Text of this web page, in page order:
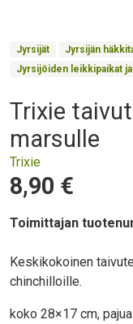
Product Collections
Jyrsijät
Jyrsijän
Jyrsijöiden leikkipaikat
Otsikko
Trixie
marsulle
Trixie
Hinta
8,90 €
Toimittajan
Body
Keskikokoinen
chinchilloille.
koko 28×17 cm, pajua